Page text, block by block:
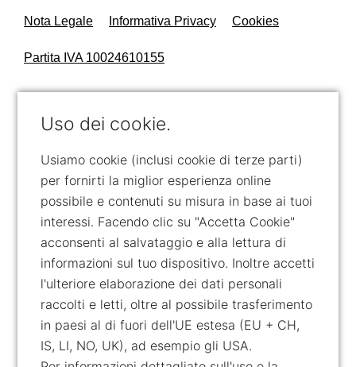
Uso dei cookie.
Usiamo cookie (inclusi cookie di terze parti)
per fornirti la miglior esperienza online
possibile e contenuti su misura in base ai tuoi
interessi. Facendo clic su "Accetta Cookie"
acconsenti al salvataggio e alla lettura di
informazioni sul tuo dispositivo. Inoltre accetti
l'ulteriore elaborazione dei dati personali
raccolti e letti, oltre al possibile trasferimento
in paesi al di fuori dell'UE estesa (EU + CH,
IS, LI, NO, UK), ad esempio gli USA.
Nota Legale Informativa Privacy Cookies
Partita IVA 10024610155